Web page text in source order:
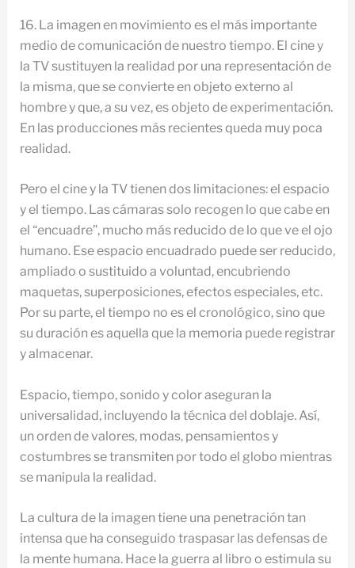
16. La imagen en movimiento es el más importante
medio de comunicación de nuestro tiempo. El cine y
la TV sustituyen la realidad por una representación de
la misma, que se convierte en objeto externo al
hombre y que, a su vez, es objeto de experimentación.
En las producciones más recientes queda muy poca
realidad.
Pero el cine y la TV tienen dos limitaciones: el espacio
y el tiempo. Las cámaras solo recogen lo que cabe en
el “encuadre”, mucho más reducido de lo que ve el ojo
humano. Ese espacio encuadrado puede ser reducido,
ampliado o sustituido a voluntad, encubriendo
maquetas, superposiciones, efectos especiales, etc.
Por su parte, el tiempo no es el cronológico, sino que
su duración es aquella que la memoria puede registrar
y almacenar.
Espacio, tiempo, sonido y color aseguran la
universalidad, incluyendo la técnica del doblaje. Así,
un orden de valores, modas, pensamientos y
costumbres se transmiten por todo el globo mientras
se manipula la realidad.
La cultura de la imagen tiene una penetración tan
intensa que ha conseguido traspasar las defensas de
la mente humana. Hace la guerra al libro o estimula su